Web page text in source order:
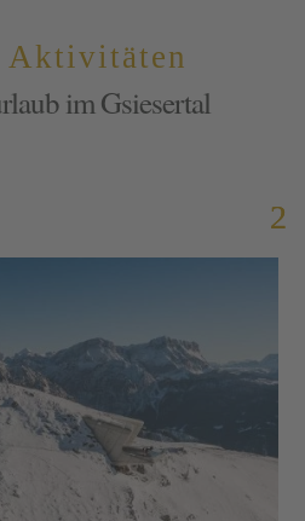
Aktivitäten
im Gsiesertal